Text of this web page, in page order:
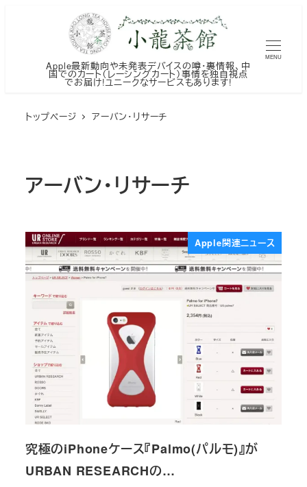
Apple最新動向や未発表デバイスの噂・裏情報、中
国でのカート（レーシングカート）事情を独自視点
でお届け!ユニークなサービスもあります!
MENU
トップページ アーバン・リサーチ
アーバン・リサーチ
Apple関連ニュース
究極のiPhoneケース『Palmo(パルモ)』が
URBAN RESEARCHの…